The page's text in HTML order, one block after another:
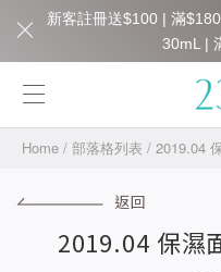
Home / 部落格列表 / 2019.04
返回
2019.04 保濕
新客註冊送$100 | 滿
30mL |